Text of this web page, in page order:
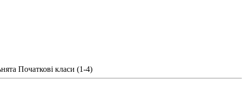
Початкові класи (1-4)